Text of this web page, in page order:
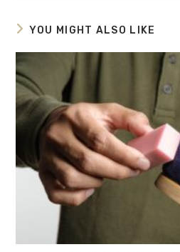
YOU MIGHT ALSO LIKE